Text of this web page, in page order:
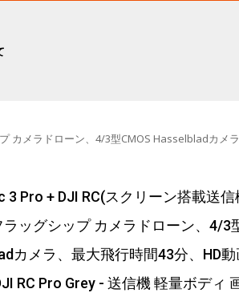
カメラドローン、4/3型CMOS Hasselbladカメ
3 Pro + DJI RC(スクリーン搭載送
ラッグシップ カメラドローン、4/3
カメラ、最大飛行時間43分、HD
RC Pro Grey - 送信機 軽量ボディ